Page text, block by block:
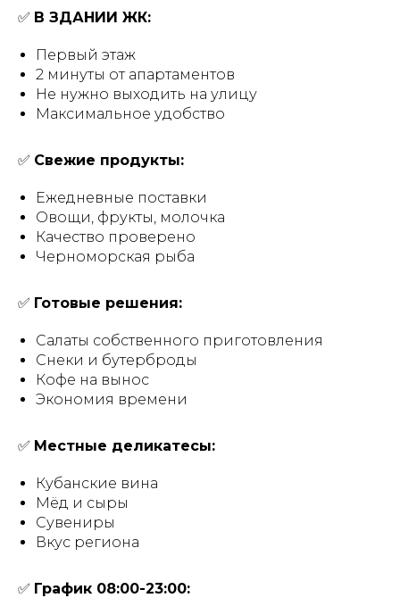
✅ В ЗДАНИИ ЖК:
Первый этаж
2 минуты от апартаментов
Не нужно выходить на улицу
Максимальное удобство
✅ Свежие продукты:
Ежедневные поставки
Овощи, фрукты, молочка
Качество проверено
Черноморская рыба
✅ Готовые решения:
Салаты собственного приготовления
Снеки и бутерброды
Кофе на вынос
Экономия времени
✅ Местные деликатесы:
Кубанские вина
Мёд и сыры
Сувениры
Вкус региона
✅ График 08:00-23:00: